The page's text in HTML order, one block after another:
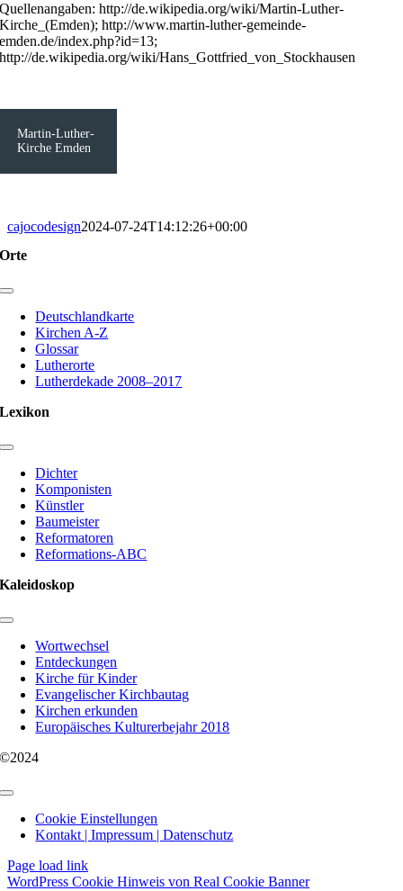
Quellenangaben: http://de.wikipedia.org/wiki/Martin-Luther-
Kirche_(Emden); http://www.martin-luther-gemeinde-
emden.de/index.php?id=13;
http://de.wikipedia.org/wiki/Hans_Gottfried_von_Stockhausen
Martin-Luther-
Kirche Emden
cajocodesign2024-07-24T14:12:26+00:00
Orte
Toggle
NavigationDeutschlandkarte
Kirchen A-Z
Glossar
Lutherorte
Lutherdekade 2008–2017
Lexikon
Toggle
Navigation
Dichter
Komponisten
Künstler
Baumeister
Reformatoren
Reformations-ABC
Kaleidoskop
Toggle
NavigationWortwechsel
Entdeckungen
Kirche für Kinder
Evangelischer Kirchbautag
Kirchen erkunden
Europäisches Kulturerbejahr 2018
©2024
Toggle
NavigationCookie Einstellungen
Kontakt | Impressum | Datenschutz
Page load link
WordPress Cookie Hinweis von Real Cookie Banner